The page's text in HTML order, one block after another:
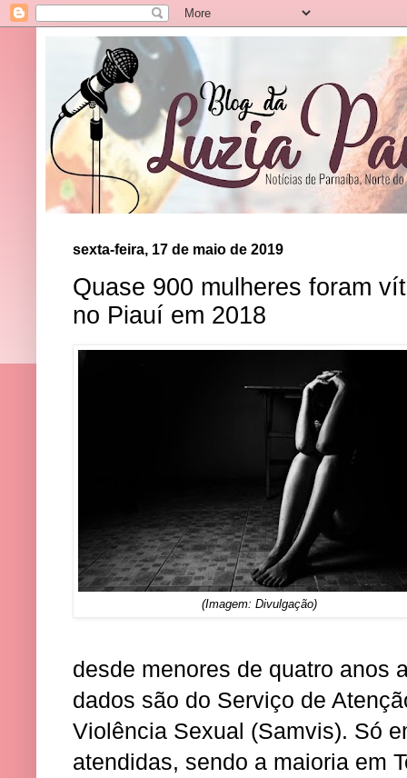
sexta-feira, 17 de maio de 2019
Quase 900 mulheres foram
no Piauí em 2018
(Imagem: Divulgação)
desde menores de quatro anos
dados são do Serviço de
Violência Sexual (Samvis). Só
atendidas, sendo a maioria em